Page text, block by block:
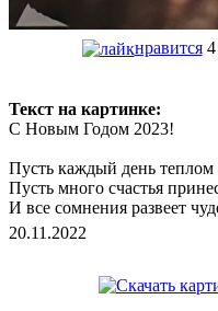
нравится 4
Текст на картинке:
С Новым Годом 2023!
Пусть каждый день теплом
Пусть много счастья
И все сомнения развеет
20.11.2022